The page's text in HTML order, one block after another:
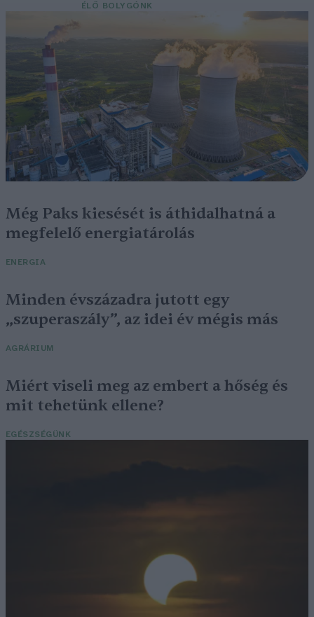
ÉLŐ BOLYGÓNK
Még Paks kiesését is áthidalhatná a
megfelelő energiatárolás
ENERGIA
Minden évszázadra jutott egy
„szuperaszály”, az idei év mégis más
AGRÁRIUM
Miért viseli meg az embert a hőség és
mit tehetünk ellene?
EGÉSZSÉGÜNK